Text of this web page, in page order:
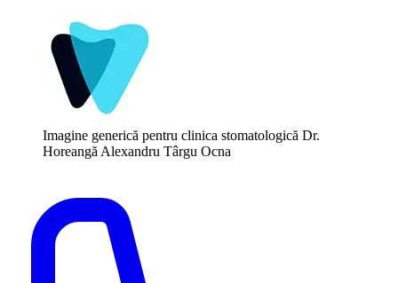
Imagine generică pentru clinica stomatologică Dr.
Horeangă Alexandru Târgu Ocna